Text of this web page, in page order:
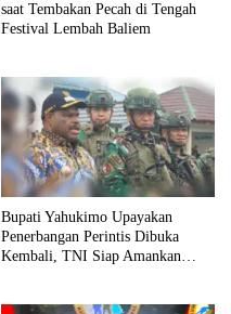
saat Tembakan Pecah di Tengah
Festival Lembah Baliem
Bupati Yahukimo Upayakan
Penerbangan Perintis Dibuka
Kembali, TNI Siap Amankan